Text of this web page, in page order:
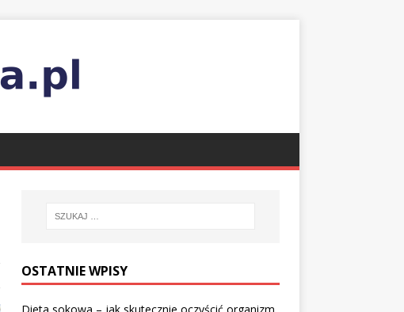
OSTATNIE WPISY
Dieta sokowa – jak skutecznie oczyścić organizm